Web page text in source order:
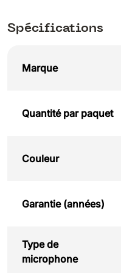
Spécifications
Marque
Quantité par paquet
Couleur
Garantie (années)
Type de
microphone